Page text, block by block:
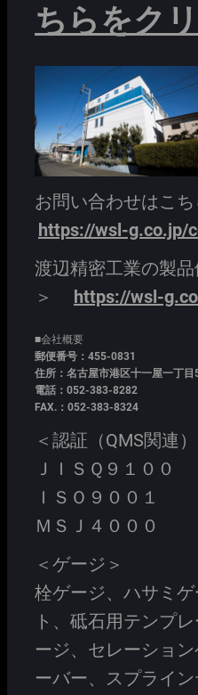
ちらをク
お問い合わせはこ
https://wsl-g.co.jp/
渡辺精密工業の製
＞
https://wsl-
■会社概要
郵便番号：455-0831
住所：名古屋市港区十一屋一
電話：052-383-8282
FAX.：052-383-8324
＜認証（QMS関連）
ＪＩＳＱ９１００
ＩＳＯ９００１
ＭＳＪ４０００
＜ゲージ＞
栓ゲージ、ハサミ
ト、砥石用テンプ
ージ、セレーショ
ーバー、スプライン